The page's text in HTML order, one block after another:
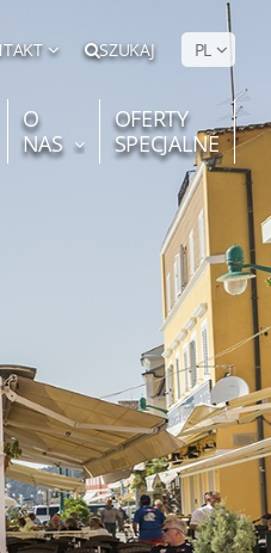
SZUKAJ PL
O
NAS
OFERTY
SPECJALNE